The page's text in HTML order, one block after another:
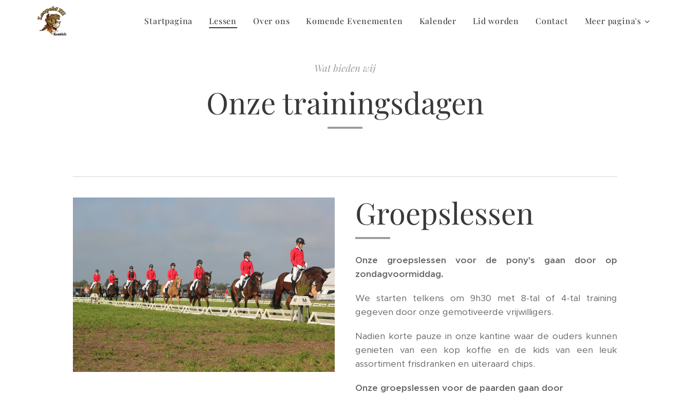
Startpagina Lessen Over ons Komende Evenementen Kalender Lid worden Contact Meer pagina's
Wat bieden wij
Onze trainingsdagen
Groepslessen
Onze groepslessen voor de pony's gaan door op
zondagvoormiddag.
We starten telkens om 9h30 met 8-tal of 4-tal training
gegeven door onze gemotiveerde vrijwilligers.
Nadien korte pauze in onze kantine waar de ouders kunnen
genieten van een kop koffie en de kids van een leuk
assortiment frisdranken en uiteraard chips.
Onze groepslessen voor de paarden gaan door